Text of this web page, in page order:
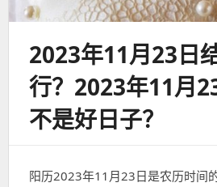
2023年11月23日
行？2023年11月
不是好日子？
阳历2023年11月23日是农历时间